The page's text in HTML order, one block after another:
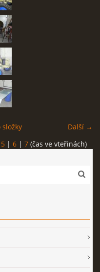
Další →
složky
5 | 6 | 7 (čas ve vteřinách)